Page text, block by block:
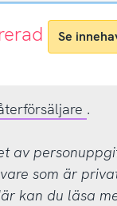
Se
.
av
som är
kan du läsa